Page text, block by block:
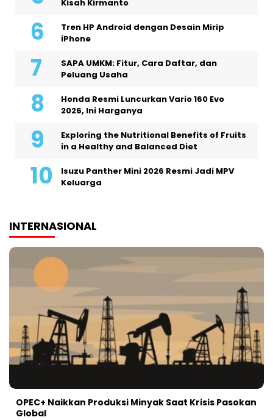
Kisah Kirmanto
Tren HP Android dengan Desain Mirip
iPhone
SAPA UMKM: Fitur, Cara Daftar, dan
Peluang Usaha
Honda Resmi Luncurkan Vario 160 Evo
2026, Ini Harganya
Exploring the Nutritional Benefits of Fruits
in a Healthy and Balanced Diet
Isuzu Panther Mini 2026 Resmi Jadi MPV
Keluarga
INTERNASIONAL
OPEC+ Naikkan Produksi Minyak Saat Krisis Pasokan
Global